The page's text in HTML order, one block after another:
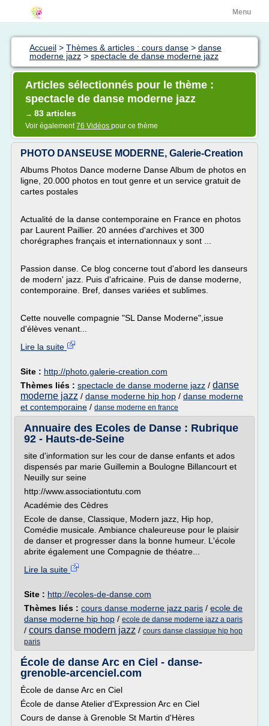
Menu
Accueil > Thèmes & articles : cours danse > danse
moderne jazz > spectacle de danse moderne jazz
Articles sélectionnés pour le thème :
spectacle de danse moderne jazz
→ 83 articles
Voir également76 Vidéos pour ce thème
PHOTO DANSEUSE MODERNE, Galerie-Creation
Albums Photos Dance moderne Danse Album de photos en
ligne, 20.000 photos en tout genre et un service gratuit de
cartes postales
Actualité de la danse contemporaine en France en photos
par Laurent Paillier. 20 années d'archives et 300
chorégraphes français et internationnaux y sont ...
Passion danse. Ce blog concerne tout d'abord les danseurs
de modern' jazz. Puis d'africaine. Puis de danse moderne,
contemporaine. Bref, danses variées et sublimes.
Cette nouvelle compagnie "SL Danse Moderne",issue
d'élèves venant...
Lire la suite
Site : http://photo.galerie-creation.com
Thèmes liés : spectacle de danse moderne jazz / danse
moderne jazz / danse moderne hip hop / danse moderne
et contemporaine / danse moderne en france
Annuaire des Ecoles de Danse : Rubrique
92 - Hauts-de-Seine
site d'information sur les cour de danse enfants et ados
dispensés par marie Guillemin a Boulogne Billancourt et
Neuilly sur seine
http://www.associationtutu.com
Académie des Cèdres
Ecole de danse, Classique, Modern jazz, Hip hop,
Comédie musicale. Ambiance chaleureuse pour le plaisir
de danser et progresser dans la bonne humeur. L'école
abrite également une Compagnie de théatre...
Lire la suite
Site : http://ecoles-de-danse.com
Thèmes liés : cours danse moderne jazz paris / ecole de
danse moderne hip hop / ecole de danse moderne jazz a paris
/ cours danse modern jazz / cours danse classique hip hop
paris
École de danse Arc en Ciel - danse-
grenoble-arcenciel.com
École de danse Arc en Ciel
École de danse Atelier d'Expression Arc en Ciel
Cours de danse à Grenoble St Martin d'Hères